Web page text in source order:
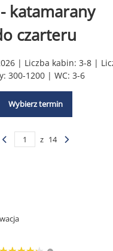
katamarany
czarteru
| Liczba kabin: 3-8 |
300-1200 | WC: 3-6
Wybierz termin
z 14